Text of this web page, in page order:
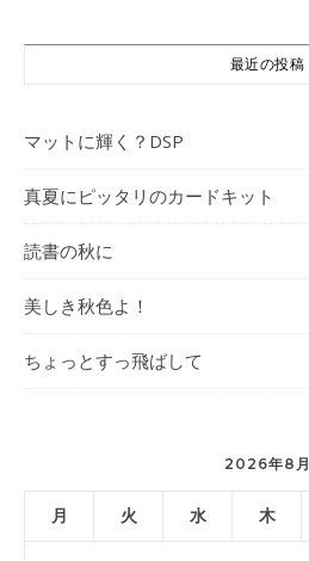
最近の投稿
マットに輝く？DSP
真夏にピッタリのカードキット
読書の秋に
美しき秋色よ！
ちょっとすっ飛ばして
2026年8月
月 火 水 木